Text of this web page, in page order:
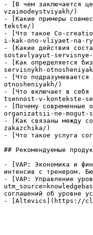
- [В чем заключается
vzaimodeystviyakh/)
- [Какие примеры
tekste/)
- [Что такое Co-
i-kak-ono-vliyaet-na-
- [Какие действия
sostavlyayut-
- [Как определяется
servisnykh-
- [Что
otnosheniyakh/)
- [Что включает в
tsennost-v-kontekste-
- [Почему современные
organizatsii-ne-mogut-
- [Как связаны между
zakazchika/)
- [Что такое услуга
## Рекомендуемые
- [VAP: Экономика и
интенсив с тренером.
- [VAP: Управление
соглашений об уровне
- [Altevics](https://